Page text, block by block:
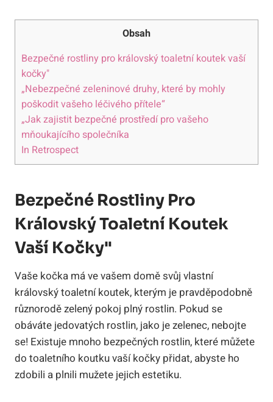
Obsah
Bezpečné rostliny pro královský toaletní koutek vaší
kočky"
„Nebezpečné zeleninové druhy, které by mohly
poškodit vašeho léčivého přítele“
„Jak zajistit bezpečné prostředí pro vašeho
mňoukajícího společníka
In Retrospect
Bezpečné Rostliny Pro
Královský Toaletní Koutek
Vaší Kočky"
Vaše kočka má ve vašem domě svůj vlastní
královský toaletní koutek, kterým je pravděpodobně
různorodě zelený pokoj plný rostlin. Pokud se
obáváte jedovatých rostlin, jako je zelenec, nebojte
se! Existuje mnoho bezpečných rostlin, které můžete
do toaletního koutku vaší kočky přidat, abyste ho
zdobili a plnili mužete jejich estetiku.